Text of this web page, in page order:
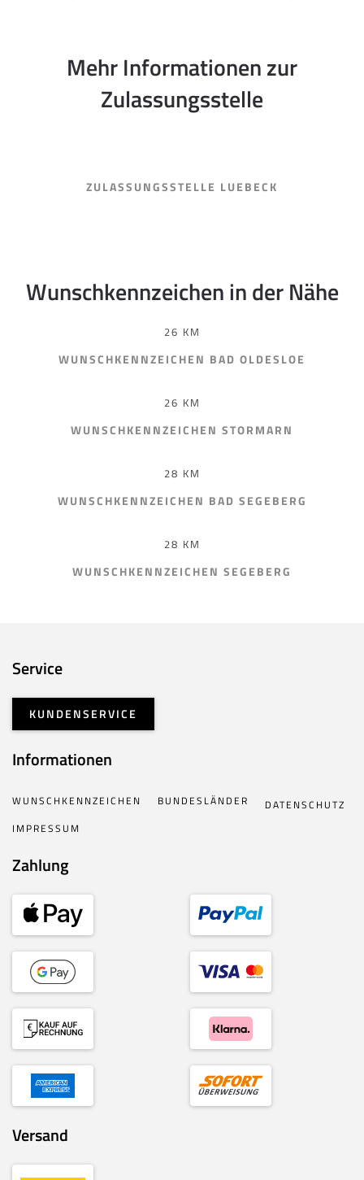
Mehr Informationen zur
Zulassungsstelle
ZULASSUNGSSTELLE LUEBECK
Wunschkennzeichen in der Nähe
26 KM
WUNSCHKENNZEICHEN BAD OLDESLOE
26 KM
WUNSCHKENNZEICHEN STORMARN
28 KM
WUNSCHKENNZEICHEN BAD SEGEBERG
28 KM
WUNSCHKENNZEICHEN SEGEBERG
Service
KUNDENSERVICE
Informationen
WUNSCHKENNZEICHEN BUNDESLÄNDER
DATENSCHUTZ
IMPRESSUM
Zahlung
Versand